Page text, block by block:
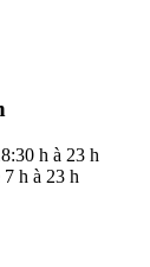
h à 23 h
7 h à 23 h